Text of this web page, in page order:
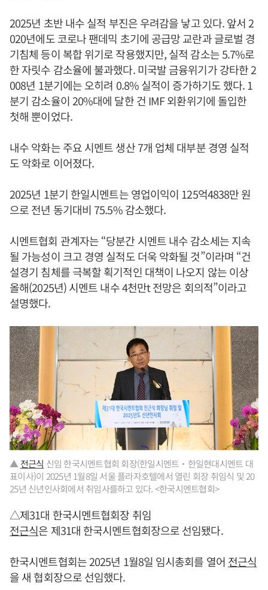
2025년 초반 내수 실적 부진은 우려감을 낳고 있다. 앞서 2
020년에도 코로나 팬데믹 초기에 공급망 교란과 글로벌 경
기침체 등이 복합 위기로 작용했지만, 실적 감소는 5.7%로
한 자릿수 감소율에 불과했다. 미국발 금융위기가 강타한 2
008년 1분기에는 오히려 0.8% 실적이 증가하기도 했다. 1
분기 감소율이 20%대에 달한 건 IMF 외환위기에 돌입한
첫해 뿐이었다.
내수 악화는 주요 시멘트 생산 7개 업체 대부분 경영 실적
도 악화로 이어졌다.
2025년 1분기 한일시멘트는 영업이익이 125억4838만 원
으로 전년 동기대비 75.5% 감소했다.
시멘트협회 관계자는 “당분간 시멘트 내수 감소세는 지속
될 가능성이 크고 경영 실적도 더욱 악화될 것”이라며 “건
설경기 침체를 극복할 획기적인 대책이 나오지 않는 이상
올해(2025년) 시멘트 내수 4천만t 전망은 회의적”이라고
설명했다.
▲ 전근식 신임 한국시멘트협회 회장(한일시멘트‧한일현대시멘트 대
표이사)이 2025년 1월8일 서울 플라자호텔에서 열린 회장 취임식 및 20
25년 신년인사회에서 취임사를하고 있다. <한국시멘트협회>
△제31대 한국시멘트협회장 취임
전근식은 제31대 한국시멘트협회장으로 선임됐다.
한국시멘트협회는 2025년 1월8일 임시총회를 열어 전근식
을 새 협회장으로 선임했다.